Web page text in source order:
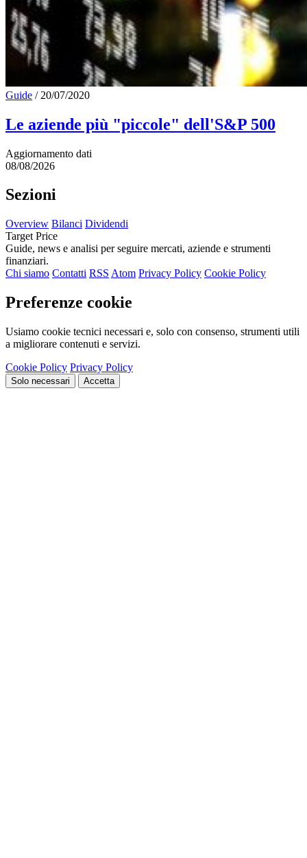
Guide / 20/07/2020
Le aziende più "piccole" dell'S&P 500
Aggiornamento dati
08/08/2026
Sezioni
Overview Bilanci Dividendi
Target Price
Guide, news e analisi per seguire mercati, aziende e strumenti
finanziari.
Chi siamo Contatti RSS Atom Privacy Policy Cookie Policy
Preferenze cookie
Usiamo cookie tecnici necessari e, solo con consenso, strumenti utili
a migliorare contenuti e servizi.
Cookie Policy Privacy Policy
Solo necessari Accetta